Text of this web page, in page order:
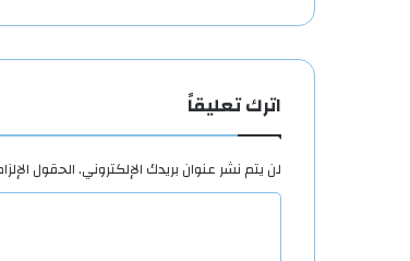
اترك تعليقاً
لن يتم نشر عنوان بريدك الإلكتروني.الحقول